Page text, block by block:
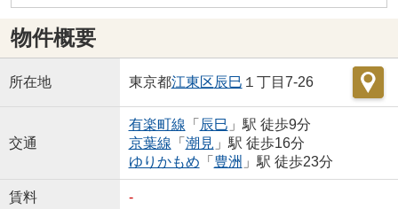
物件概要
所在地 東京都江東区辰巳 １丁目7-26
交通
有楽町線 「 辰巳 」駅 徒歩9分
京葉線 「 潮見 」駅 徒歩16分
ゆりかもめ 「 豊洲 」駅 徒歩23分
賃料 -